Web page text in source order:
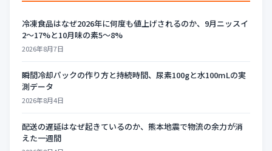
冷凍食品はなぜ2026年に何度も値上げされるのか、9月ニッスイ
2〜17%と10月味の素5〜8%
2026年8月7日
瞬間冷却パックの作り方と持続時間、尿素100gと水100mLの実
測データ
2026年8月4日
配送の遅延はなぜ起きているのか、熊本地震で物流の余力が消
えた一週間